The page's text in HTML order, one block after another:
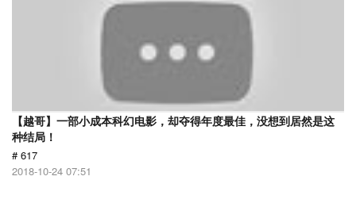
【越哥】一部小成本科幻电影，却夺得年度最佳，没想到居然是这
种结局！
# 617
2018-10-24 07:51